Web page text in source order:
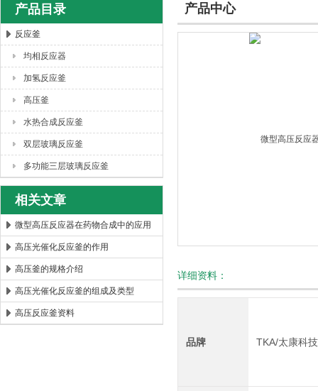
西安太康生物科技有限公司
产品目录
反应釜
均相反应器
加氢反应釜
高压釜
水热合成反应釜
双层玻璃反应釜
多功能三层玻璃反应釜
相关文章
微型高压反应器在药物合成中的应用
高压光催化反应釜的作用
高压釜的规格介绍
高压光催化反应釜的组成及类型
高压反应釜资料
产品中心
详细资料：
品牌 TKA/太康科技